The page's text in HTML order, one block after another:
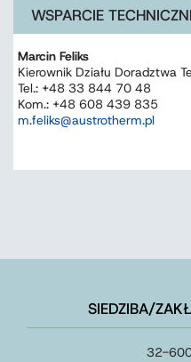
WSPARCIE
Marcin Feliks
Kierownik Działu Doradztwa
Tel.: +48 33 844 70 48
Kom.: +48 608 439 835
m.feliks@austrotherm.pl
SIEDZIBA/
32-